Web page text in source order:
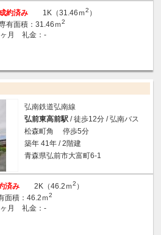
成約済み 1K（31.46ｍ2 ）
有面積：31.46ｍ2
ヶ月 礼金：-
弘南鉄道弘南線
弘前東高前駅 / 徒歩12分 / 弘南バス
松森町角 停歩5分
築年 41年 / 2階建
青森県弘前市大富町6-1
済み 2K（46.2ｍ2 ）
面積：46.2ｍ2
ヶ月 礼金：-